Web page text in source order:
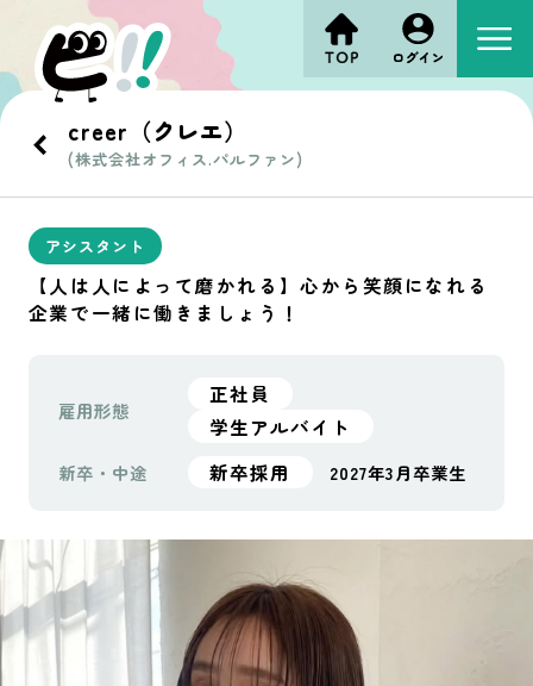
creer（クレエ）
(株式会社オフィス.パルファン)
アシスタント
【人は人によって磨かれる】心から笑顔になれる
企業で一緒に働きましょう！
雇用形態
正社員
学生アルバイト
新卒・中途 新卒採用 2027年3月卒業生